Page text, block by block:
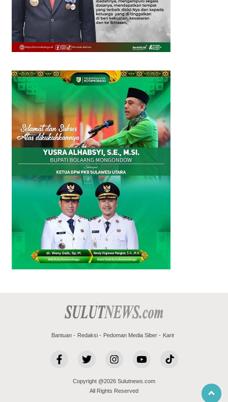
Bantuan Redaksi Pedoman Media Siber Karir
Copyright @2026 Sulutnews.com
All Rights Reserved